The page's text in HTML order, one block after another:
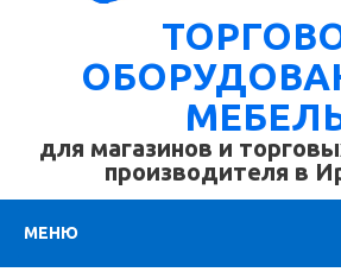
МЕНЮ
для магазинов и
производителя в